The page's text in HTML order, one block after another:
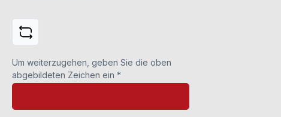
Um weiterzugehen, geben Sie die oben
abgebildeten Zeichen ein *